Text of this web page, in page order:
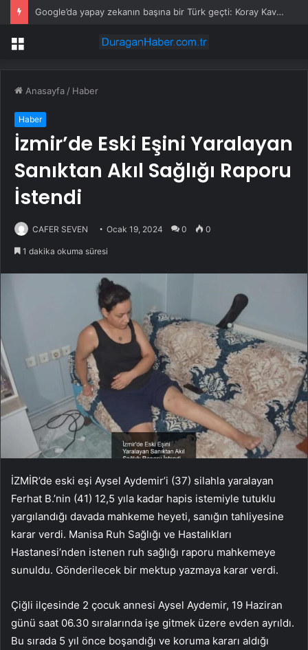
Google’da yapay zekanın başına bir Türk geçti: Koray Kavukçuoğlu dönemi başladı
Menü
Anasayfa / Haber
Haber
İzmir’de Eski Eşini Yaralayan
Sanıktan Akıl Sağlığı Raporu
İstendi
CAFER SEVEN Ocak 19, 2024 0 0
1 dakika okuma süresi
İZMİR’de eski eşi Aysel Aydemir’i (37) silahla yaralayan
Ferhat B.’nin (41) 12,5 yıla kadar hapis istemiyle tutuklu
yargılandığı davada mahkeme heyeti, sanığın tahliyesine
karar verdi. Manisa Ruh Sağlığı ve Hastalıkları
Hastanesi’nden istenen ruh sağlığı raporu mahkemeye
sunuldu. Gönderilecek bir mektup yazmaya karar verdi.
Çiğli ilçesinde 2 çocuk annesi Aysel Aydemir, 19 Haziran
günü saat 06.30 sıralarında işe gitmek üzere evden ayrıldı.
Bu sırada 5 yıl önce boşandığı ve koruma kararı aldığı